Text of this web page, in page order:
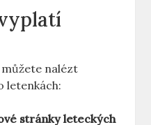
nalézt
letenkách:
stránky leteckých